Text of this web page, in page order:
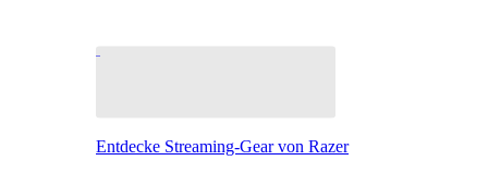
Entdecke Streaming-Gear von Razer